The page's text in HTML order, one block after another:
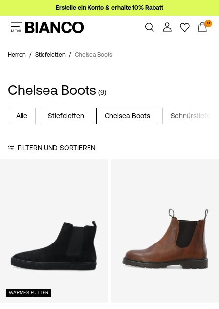
Erstelle ein Konto & erhalte 10% Rabatt
Ich brauche Hilfe
Abmelden
0
Damen
Herren
Sale
Anmelden
du
Herren Stiefeletten Chelsea Boots
Chelsea Boots (9)
Alle Stiefeletten Chelsea Boots Schnürstiefel
FILTERN UND SORTIEREN
WARMES FUTTER